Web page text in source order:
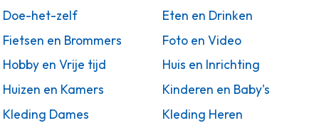
Doe-het-zelf
Eten en Drinken
Fietsen en Brommers
Foto en Video
Hobby en Vrije tijd
Huis en Inrichting
Huizen en Kamers
Kinderen en Baby's
Kleding Dames
Kleding Heren